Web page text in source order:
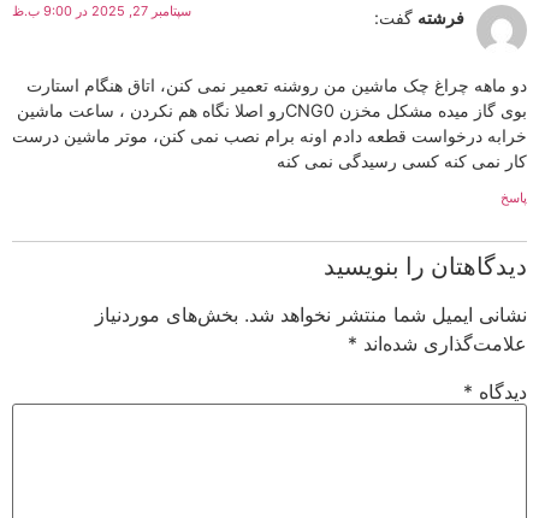
فرشته گفت: سپتامبر 27, 2025 در 9:00 ب.ظ
دو ماهه چراغ چک ماشین من روشنه تعمیر نمی کنن، اتاق هنگام استارت
بوی گاز میده مشکل مخزن CNG0رو اصلا نگاه هم نکردن ، ساعت ماشین
خرابه درخواست قطعه دادم اونه برام نصب نمی کنن، موتر ماشین درست
کار نمی کنه کسی رسیدگی نمی کنه
پاسخ
دیدگاهتان را بنویسید
نشانی ایمیل شما منتشر نخواهد شد. بخش‌های موردنیاز
علامت‌گذاری شده‌اند*
دیدگاه*